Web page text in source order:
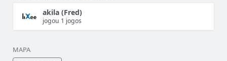
akila (Fred)
jogou 1 jogos
MAPA